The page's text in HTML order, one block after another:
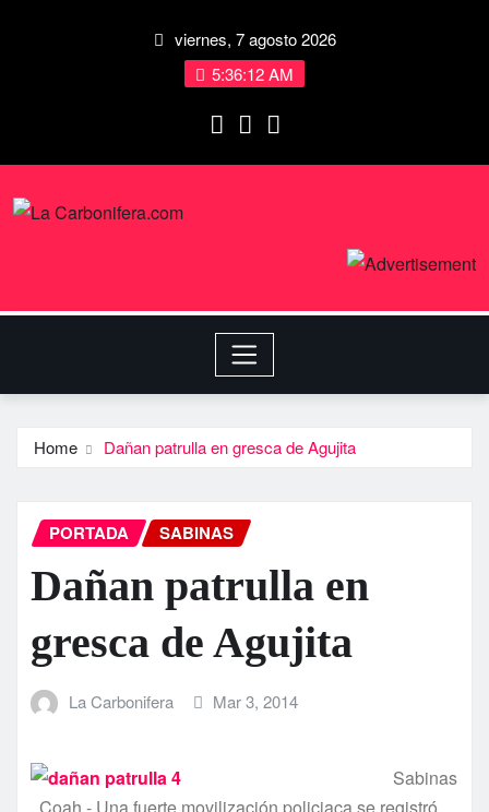
viernes, 7 agosto 2026
5:36:13 AM
Home Dañan patrulla en gresca de Agujita
PORTADA SABINAS
Dañan patrulla en
gresca de Agujita
La Carbonifera Mar 3, 2014
Sabinas
, Coah.- Una fuerte movilización policiaca se registró